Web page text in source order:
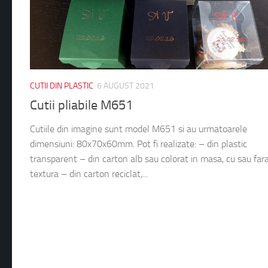
CUTII DIN PLASTIC 6 AUGUST 2021
Cutii pliabile M651
Cutiile din imagine sunt model M651 si au urmatoarele
dimensiuni: 80x70x60mm. Pot fi realizate: – din plastic
transparent – din carton alb sau colorat in masa, cu sau
textura – din carton reciclat,...